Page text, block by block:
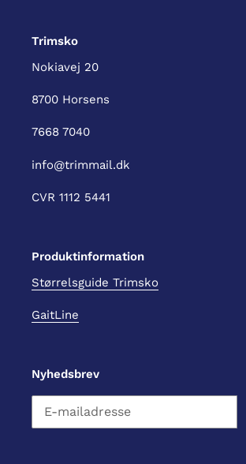
Trimsko
Nokiavej 20
8700 Horsens
7668 7040
info@trimmail.dk
CVR 1112 5441
Produktinformation
Størrelsguide Trimsko
GaitLine
Nyhedsbrev